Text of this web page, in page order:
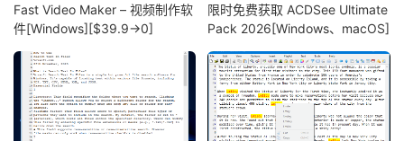
Fast Video Maker – 视频制作软
件[Windows][$39.9→0]
限时免费获取 ACDSee Ultimate
Pack 2026[Windows、macOS]